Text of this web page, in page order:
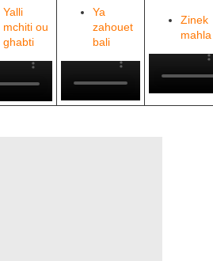
Yalli
mchiti ou
ghabti
Ya
zahouet
bali
Zinek
mahla